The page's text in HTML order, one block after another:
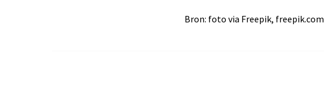
Bron: foto via Freepik, freepik.com